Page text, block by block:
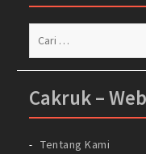
Cakruk –
Tentang Kami